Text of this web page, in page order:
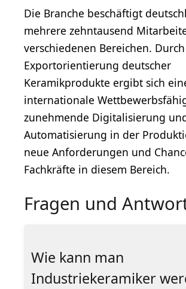
Die Branche beschäftigt
mehrere zehntausend
verschiedenen Bereichen.
Exportorientierung deutscher
Keramikprodukte ergibt sich
internationale
zunehmende Digitalisierung
Automatisierung in der
neue Anforderungen und
Fachkräfte in diesem Bereich.
Fragen und
Wie kann man
Industriekeramiker